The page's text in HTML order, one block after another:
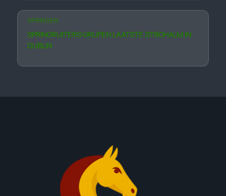
SPRINGEN
SPRINGRUITERS GRIJPEN LAATSTE STROHALM IN
DUBLIN